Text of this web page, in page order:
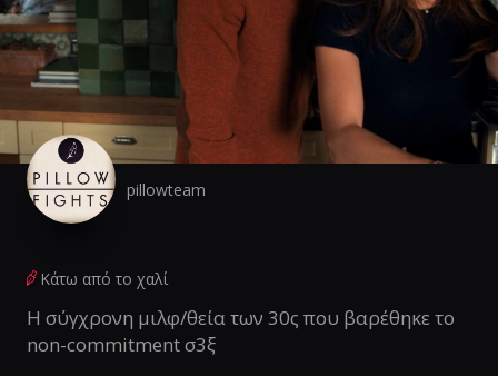
pillowteam
Κάτω από το χαλί
Η σύγχρονη μιλφ/θεία των 30ς που βαρέθηκε το
non-commitment σ3ξ